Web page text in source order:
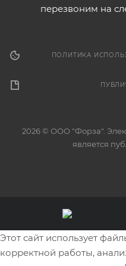
перезвоним на
ПОЛИТИКА
2026 © ООО "Форза".
является
Этот сайт использует
корректной работы,